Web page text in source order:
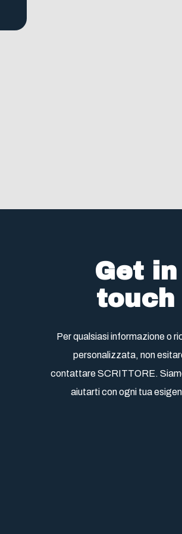
Get in
touch
Per qualsiasi informazione o
personalizzata, non
contattare SCRITTORE.
aiutarti con ogni tua